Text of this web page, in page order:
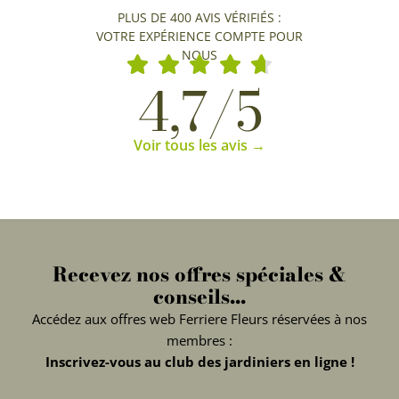
PLUS DE 400 AVIS VÉRIFIÉS :
VOTRE EXPÉRIENCE COMPTE POUR
NOUS
4,7/5
Voir tous les avis →
Recevez nos offres spéciales &
conseils...
Accédez aux offres web Ferriere Fleurs réservées à nos
membres :
Inscrivez-vous au club des jardiniers en ligne !